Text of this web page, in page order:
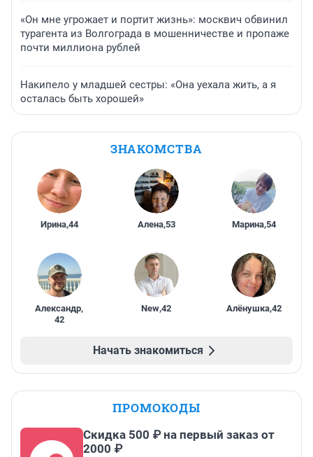
«Он мне угрожает и портит жизнь»: москвич обвинил
турагента из Волгограда в мошенничестве и пропаже
почти миллиона рублей
Накипело у младшей сестры: «Она уехала жить, а я
осталась быть хорошей»
ЗНАКОМСТВА
Ирина,44 Алена,53 Марина,54
Александр,
42
New,42 Алёнушка,42
Начать знакомиться
ПРОМОКОДЫ
Скидка 500 ₽ на первый заказ от
2000 ₽